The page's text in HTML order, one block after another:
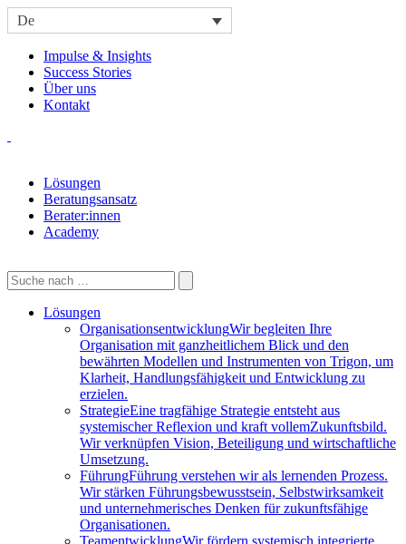
De
Impulse & Insights
Success Stories
Über uns
Kontakt
Lösungen
Beratungsansatz
Berater:innen
Academy
Lösungen
OrganisationsentwicklungWir begleiten Ihre
Organisation mit ganzheitlichem Blick und den
bewährten Modellen und Instrumenten von Trigon, um
Klarheit, Handlungsfähigkeit und Entwicklung zu
erzielen.
StrategieEine tragfähige Strategie entsteht aus
systemischer Reflexion und kraft vollemZukunftsbild.
Wir verknüpfen Vision, Beteiligung und wirtschaftliche
Umsetzung.
FührungFührung verstehen wir als lernenden Prozess.
Wir stärken Führungsbewusstsein, Selbstwirksamkeit
und unternehmerisches Denken für zukunftsfähige
Organisationen.